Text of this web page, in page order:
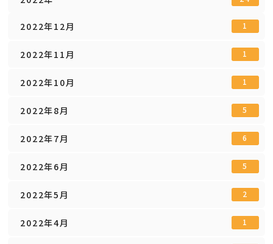
2022年12月 1
2022年11月 1
2022年10月 1
2022年8月 5
2022年7月 6
2022年6月 5
2022年5月 2
2022年4月 1